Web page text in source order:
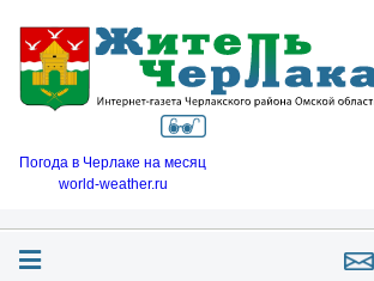
Погода в Черлаке на месяц
world-weather.ru